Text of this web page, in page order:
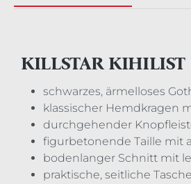
KILLSTAR
schwarzes, ärmelloses
klassischer Hemdkragen
durchgehender
figurbetonende Taille mit
bodenlanger Schnitt mit
praktische, seitliche